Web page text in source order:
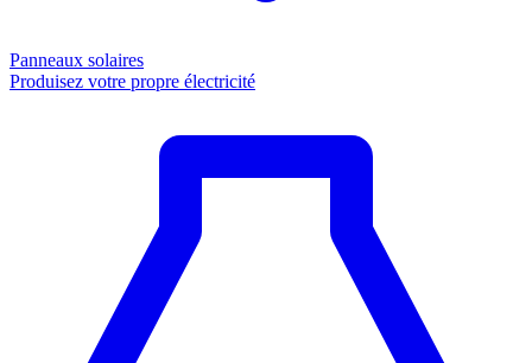
Panneaux solaires
Produisez votre propre électricité